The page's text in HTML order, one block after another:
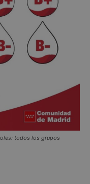
todos los grupos